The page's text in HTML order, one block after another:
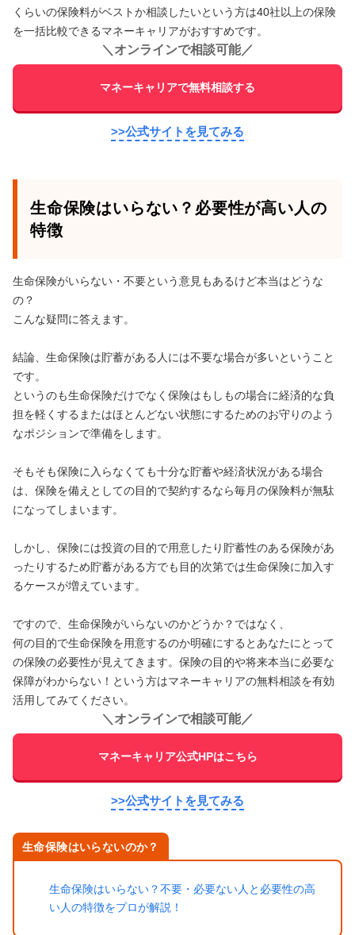
くらいの保険料がベストか相談したいという方は40社以上の保険
を一括比較できるマネーキャリアがおすすめです。
＼ オンラインで相談可能／
マネーキャリアで無料相談する
>>公式サイトを見てみる
生命保険はいらない？必要性が高い人の
特徴
生命保険がいらない・不要という意見もあるけど本当はどうな
の？
こんな疑問に答えます。
結論、生命保険は貯蓄がある人には不要な場合が多いということ
です。
というのも生命保険だけでなく保険はもしもの場合に経済的な負
担を軽くするまたはほとんどない状態にするためのお守りのよう
なポジションで準備をします。
そもそも保険に入らなくても十分な貯蓄や経済状況がある場合
は、保険を備えとしての目的で契約するなら毎月の保険料が無駄
になってしまいます。
しかし、保険には投資の目的で用意したり貯蓄性のある保険があ
ったりするため貯蓄がある方でも目的次第では生命保険に加入す
るケースが増えています。
ですので、生命保険がいらないのかどうか？ではなく、
何の目的で生命保険を用意するのか明確にするとあなたにとって
の保険の必要性が見えてきます。保険の目的や将来本当に必要な
保障がわからない！という方はマネーキャリアの無料相談を有効
活用してみてください。
＼ オンラインで相談可能／
マネーキャリア公式HPはこちら
>>公式サイトを見てみる
生命保険はいらないのか？
生命保険はいらない？不要・必要ない人と必要性の高
い人の特徴をプロが解説！